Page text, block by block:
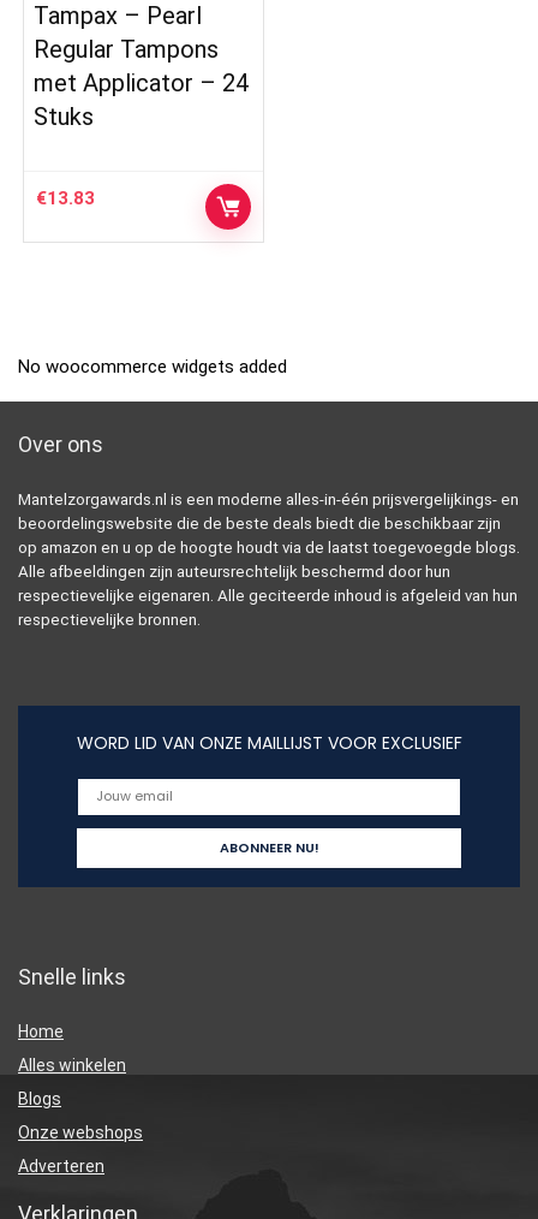
Tampax – Pearl
Regular Tampons
met Applicator – 24
Stuks
€13.83
No woocommerce widgets added
Over ons
Mantelzorgawards.nl is een moderne alles-in-één prijsvergelijkings- en
beoordelingswebsite die de beste deals biedt die beschikbaar zijn
op amazon en u op de hoogte houdt via de laatst toegevoegde blogs.
Alle afbeeldingen zijn auteursrechtelijk beschermd door hun
respectievelijke eigenaren. Alle geciteerde inhoud is afgeleid van hun
respectievelijke bronnen.
WORD LID VAN ONZE MAILLIJST VOOR EXCLUSIEF
Snelle links
Home
Alles winkelen
Blogs
Onze webshops
Adverteren
Verklaringen